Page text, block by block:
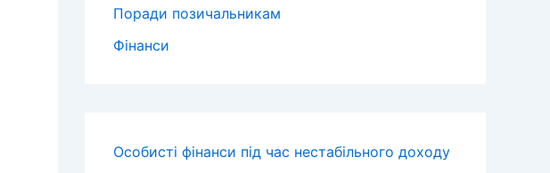
Поради позичальникам
Фінанси
Особисті фінанси під час нестабільного доходу